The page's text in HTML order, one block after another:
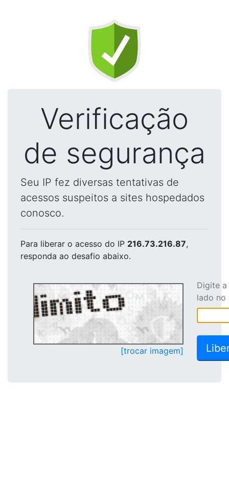
Verificação
de segurança
Seu IP fez diversas tentativas de
acessos suspeitos a sites hospedados
conosco.
Para liberar o acesso do IP 216.73.216.87,
responda ao desafio abaixo.
[trocar imagem]
Digite
lado no